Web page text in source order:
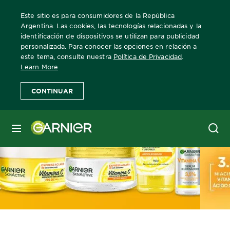
Este sitio es para consumidores de la República
Argentina. Las cookies, las tecnologías relacionadas y la
identificación de dispositivos se utilizan para publicidad
personalizada. Para conocer las opciones en relación a
este tema, consulte nuestra Política de Privacidad
Learn More
CONTINUAR
MENÚ